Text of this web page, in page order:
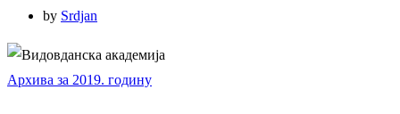
by Srdjan
Архива за 2019. годину